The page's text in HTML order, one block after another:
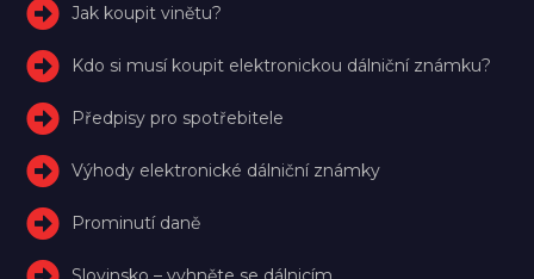
Jak koupit vinětu?
Kdo si musí koupit elektronickou dálniční známku?
Předpisy pro spotřebitele
Výhody elektronické dálniční známky
Prominutí daně